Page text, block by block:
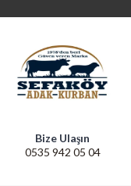
Bize Ulaşın
0535 942 05 04